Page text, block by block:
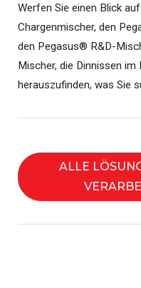
Werfen Sie einen Blick
Chargenmischer, den
den Pegasus® R&D-
Mischer, die Dinnissen
herauszufinden, was Sie
ALLE